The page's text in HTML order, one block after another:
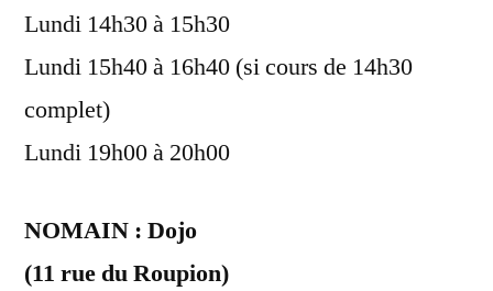
Lundi 14h30 à 15h30
Lundi 15h40 à 16h40 (si cours de 14h30
complet)
Lundi 19h00 à 20h00
NOMAIN : Dojo
​(11 rue du Roupion)